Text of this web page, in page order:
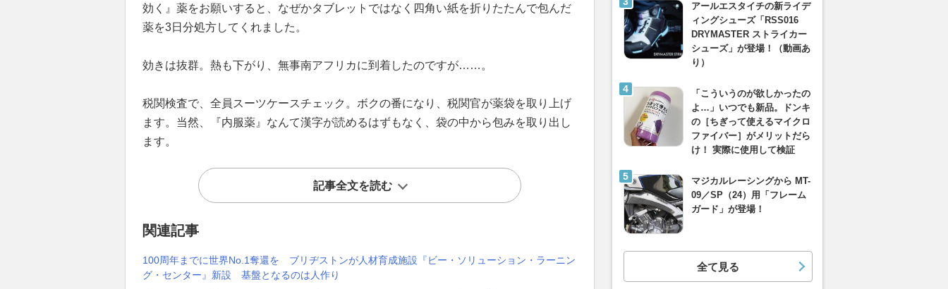
効く』薬をお願いすると、なぜかタブレットではなく四角い紙を折りたたんで包んだ
薬を3日分処方してくれました。
効きは抜群。熱も下がり、無事南アフリカに到着したのですが……。
税関検査で、全員スーツケースチェック。ボクの番になり、税関官が薬袋を取り上げ
ます。当然、『内服薬』なんて漢字が読めるはずもなく、袋の中から包みを取り出し
ます。
記事全文を読む
関連記事
100周年までに世界No.1奪還を ブリヂストンが人材育成施設『ビー・ソリューション・ラーニン
グ・センター』新設 基盤となるのは人作り
アールエスタイチの新ライデ
ィングシューズ「RSS016
DRYMASTER ストライカー
シューズ」が登場！（動画あ
り）
「こういうのが欲しかったの
よ…」いつでも新品。ドンキ
の［ちぎって使えるマイクロ
ファイバー］がメリットだら
け！ 実際に使用して検証
マジカルレーシングから MT-
09／SP（24）用「フレーム
ガード」が登場！
全て見る